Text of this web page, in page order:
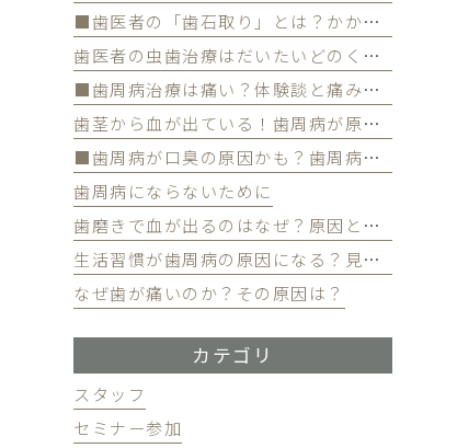
■歯医者の「歯石取り」とは？かかる費用について
歯医者の虫歯治療はだいたいどのくらい期間かかる？
■歯周病治療は痛い？体験談と痛みを軽減する方法
歯茎から血が出ている！歯周病が原因かも
■歯周病が口臭の原因かも？歯周病と口臭の関係について
歯周病にならないために
歯磨きで血が出るのはなぜ？原因と対策を解説
生活習慣が歯周病の原因になる？見直すべき習慣とは？
なぜ歯が痛いのか？その原因は？
カテゴリ
スタッフ
セミナー参加